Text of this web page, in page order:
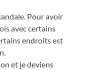
Pour avoir
avec certains
endroits est
et je deviens